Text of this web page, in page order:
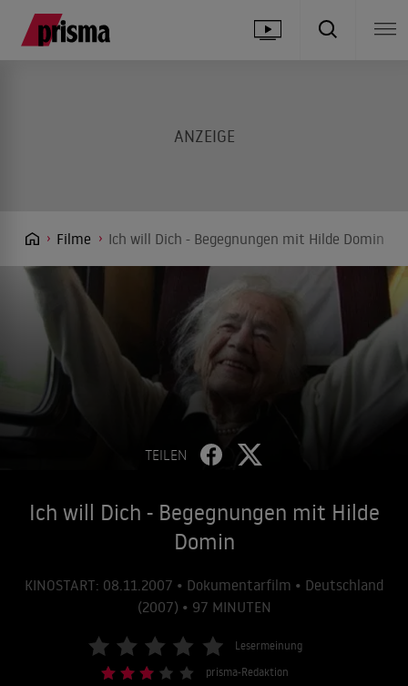
Filme Ich will Dich - Begegnungen mit Hilde Domin
TEILEN
Ich will Dich - Begegnungen mit Hilde
Domin
KINOSTART: 08.11.2007 • Dokumentarfilm • Deutschland
(2007) • 97 MINUTEN
Lesermeinung
prisma-Redaktion